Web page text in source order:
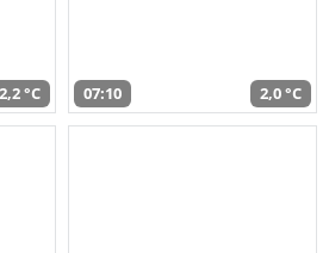
2,2 °C 07:10 2,0 °C